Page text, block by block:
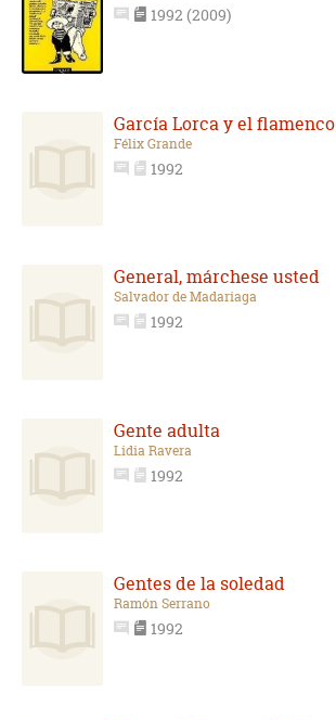
1992 (2009)
García Lorca y el flamenco
Félix Grande
1992
General, márchese usted
Salvador de Madariaga
1992
Gente adulta
Lidia Ravera
1992
Gentes de la soledad
Ramón Serrano
1992